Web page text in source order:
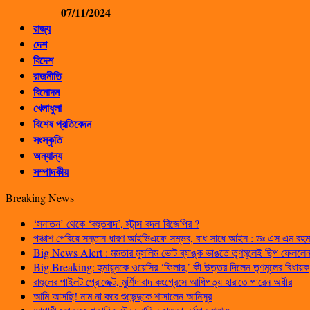
07/11/2024
রাজ্য
দেশ
বিদেশ
রাজনীতি
বিনোদন
খেলাধুলা
বিশেষ প্রতিবেদন
সংস্কৃতি
অন্যান্য
সম্পাদকীয়
Breaking News
‘সনাতন’ থেকে ‘বহুতবাদ’, স্টান্স বদল বিজেপির ?
পঞ্চাশ পেরিয়ে সন্তান ধারণ আইভিএফে সম্ভব, বাধ সাধে আইন : ডঃ এস এম
Big News Alert : মমতার মুসলিম ভোট ব্যাঙ্ক ভাঙতে তৃণমূলেই ছিপ ফেললেন
Big Breaking: হুমায়ুনকে ওয়েসির ‘ফিলার,’ কী উত্তর দিলেন তৃণমূলের বিধায়ক
রাহুলের পাইলট প্রোজেক্ট, মুর্শিদাবাদ কংগ্রেসে আধিপত্য হারাতে পারেন অধীর
আমি আসছি! নাম না করে শুভেন্দুকে শাসালেন আনিসুর